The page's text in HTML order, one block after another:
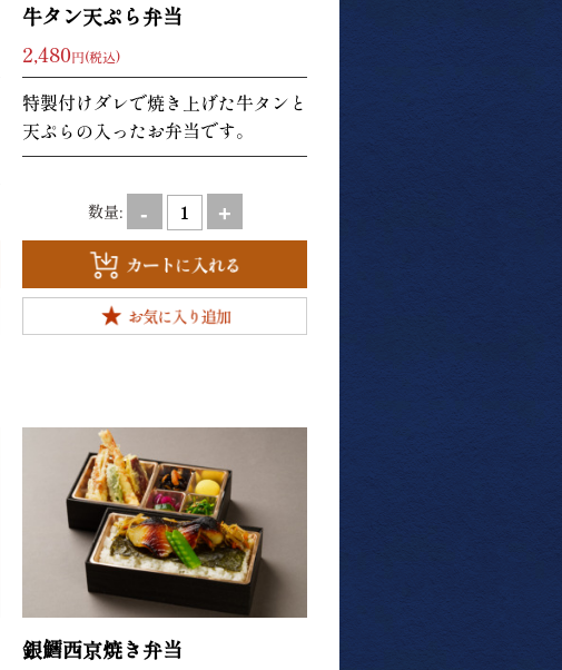
牛タン天ぷら弁当
2,480円(税込)
特製付けダレで焼き上げた牛タンと
天ぷらの入ったお弁当です。
数量: - +
銀鱈西京焼き弁当